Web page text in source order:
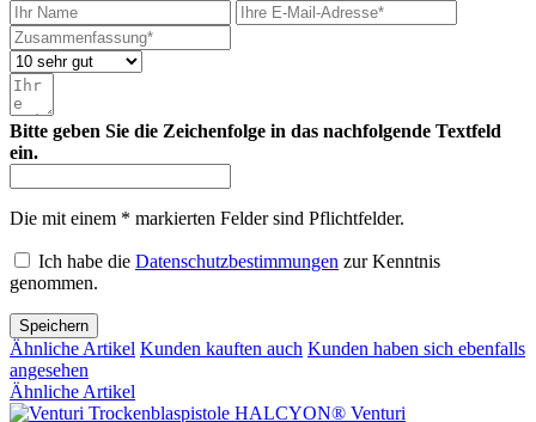
Bitte geben Sie die Zeichenfolge in das nachfolgende Textfeld
ein.
Die mit einem * markierten Felder sind Pflichtfelder.
Ich habe die Datenschutzbestimmungen zur Kenntnis
genommen.
Speichern
Ähnliche Artikel Kunden kauften auch Kunden haben sich ebenfalls
angesehen
Ähnliche Artikel
Venturi